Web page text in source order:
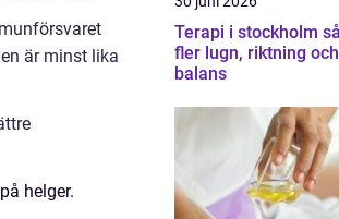
är minst lika
helger.
Terapi i stockholm så hittar
fler lugn, riktning och
balans